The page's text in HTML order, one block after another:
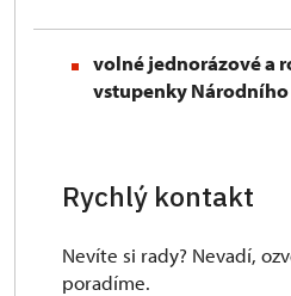
volné jednorázové a
vstupenky
Rychlý kontakt
Nevíte si rady? Nevadí,
poradíme.